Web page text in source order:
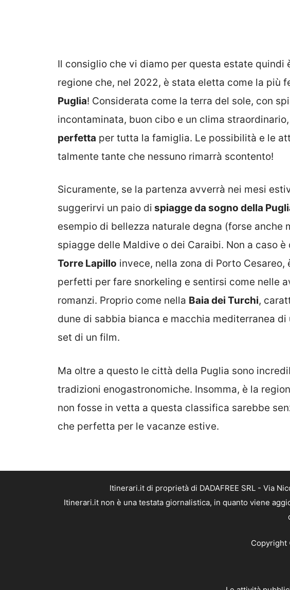
Il consiglio che vi diamo per questa estate quindi
regione che, nel 2022, è stata eletta come la più
Puglia! Considerata come la terra del sole, con
incontaminata, buon cibo e un clima
perfetta per tutta la famiglia. Le possibilità e le
talmente tante che nessuno rimarrà scontento!
Sicuramente, se la partenza avverrà nei mesi
suggerirvi un paio di spiagge da sogno della
esempio di bellezza naturale degna (forse anche
spiagge delle Maldive o dei Caraibi. Non a caso
Torre Lapillo invece, nella zona di Porto
perfetti per fare snorkeling e sentirsi come nelle
romanzi. Proprio come nella Baia dei Turchi,
dune di sabbia bianca e macchia mediterranea
set di un film.
Ma oltre a questo le città della Puglia sono
tradizioni enogastronomiche. Insomma, è la
non fosse in vetta a questa classifica sarebbe
che perfetta per le vacanze estive.
Itinerari.it di proprietà di DADAFREE SRL - Via
Itinerari.it non è una testata giornalistica, in quanto viene